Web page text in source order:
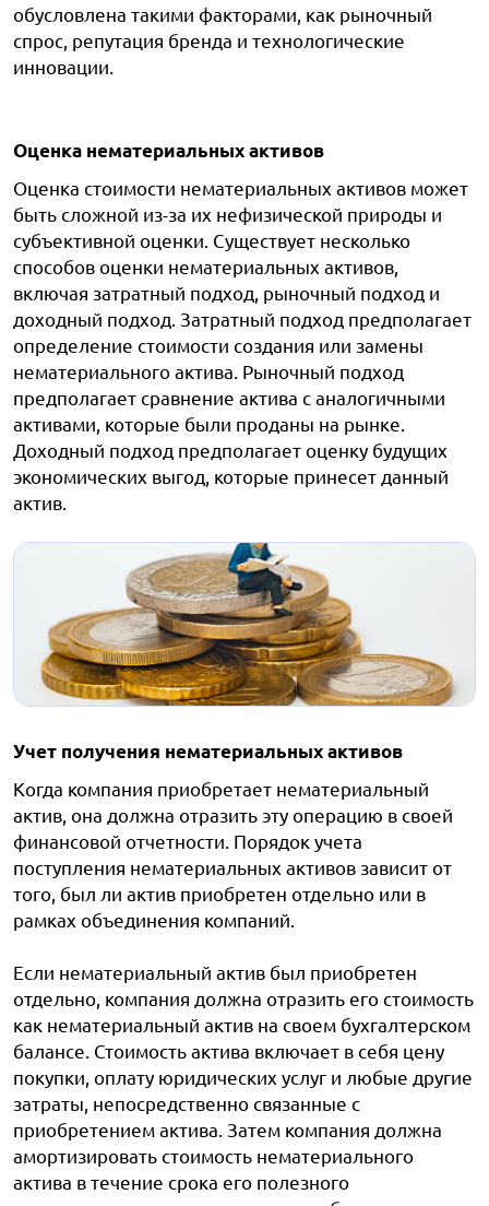
обусловлена такими факторами, как рыночный
спрос, репутация бренда и технологические
инновации.
Оценка нематериальных активов
Оценка стоимости нематериальных активов может
быть сложной из-за их нефизической природы и
субъективной оценки. Существует несколько
способов оценки нематериальных активов,
включая затратный подход, рыночный подход и
доходный подход. Затратный подход предполагает
определение стоимости создания или замены
нематериального актива. Рыночный подход
предполагает сравнение актива с аналогичными
активами, которые были проданы на рынке.
Доходный подход предполагает оценку будущих
экономических выгод, которые принесет данный
актив.
Учет получения нематериальных активов
Когда компания приобретает нематериальный
актив, она должна отразить эту операцию в своей
финансовой отчетности. Порядок учета
поступления нематериальных активов зависит от
того, был ли актив приобретен отдельно или в
рамках объединения компаний.
Если нематериальный актив был приобретен
отдельно, компания должна отразить его стоимость
как нематериальный актив на своем бухгалтерском
балансе. Стоимость актива включает в себя цену
покупки, оплату юридических услуг и любые другие
затраты, непосредственно связанные с
приобретением актива. Затем компания должна
амортизировать стоимость нематериального
актива в течение срока его полезного